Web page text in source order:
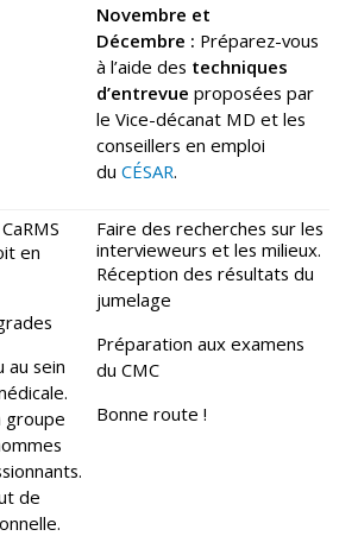
Novembre et
Décembre : Préparez-vous
à l’aide des techniques
d’entrevueproposées par
le Vice-décanat MD et les
conseillers en emploi
duCÉSAR.
en
au sein
groupe
de
Faire des recherches sur les
intervieweurs et les milieux.
Réception des résultats du
jumelage
Préparation aux examens
du CMC
Bonne route !